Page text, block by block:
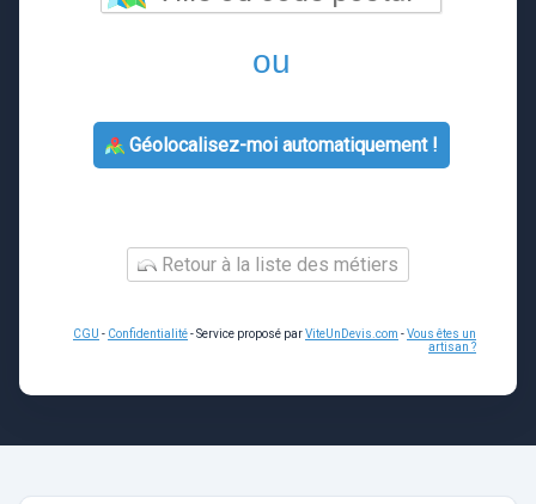
ou
Géolocalisez-moi automatiquement !
Retour à la liste des métiers
CGU - Confidentialité- Service proposé parViteUnDevis.com -Vous êtes un
artisan ?